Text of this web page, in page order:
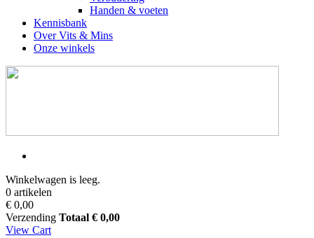
Handen & voeten
Kennisbank
Over Vits & Mins
Onze winkels
Winkelwagen is leeg.
0 artikelen
€ 0,00
Verzending Totaal € 0,00
View Cart